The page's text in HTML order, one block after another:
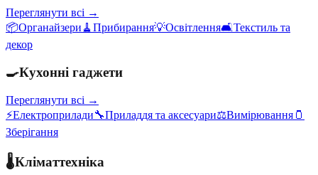
Переглянути всі →
📦Органайзери 🧹 Прибирання💡Освітлення🛋️Текстиль та
декор
🍳Кухонні гаджети
Переглянути всі →
⚡Електроприлади🔧Приладдя та аксесуари⚖️Вимірювання 🫙
Зберігання
🌡️Кліматтехніка